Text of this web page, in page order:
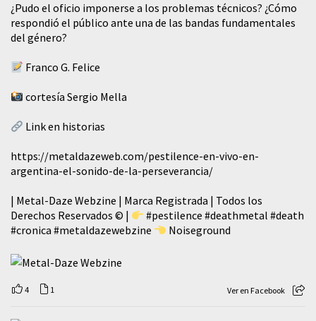
¿Pudo el oficio imponerse a los problemas técnicos? ¿Cómo
respondió el público ante una de las bandas fundamentales
del género?
Franco G. Felice
cortesía Sergio Mella
Link en historias
https://metaldazeweb.com/pestilence-en-vivo-en-
argentina-el-sonido-de-la-perseverancia/
| Metal-Daze Webzine | Marca Registrada | Todos los
Derechos Reservados © |
#pestilence #deathmetal #death
#cronica #metaldazewebzine Noiseground
4 1 Ver en Facebook